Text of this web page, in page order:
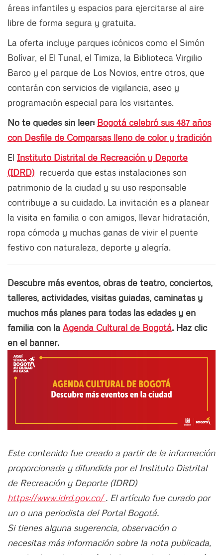
áreas infantiles y espacios para ejercitarse al aire
libre de forma segura y gratuita.
La oferta incluye parques icónicos como el Simón
Bolívar, el El Tunal, el Timiza, la Biblioteca Virgilio
Barco y el parque de Los Novios, entre otros, que
contarán con servicios de vigilancia, aseo y
programación especial para los visitantes.
No te quedes sin leer: Bogotá celebró sus 487 años
con Desfile de Comparsas lleno de color y tradición
El Instituto Distrital de Recreación y Deporte
(IDRD) recuerda que estas instalaciones son
patrimonio de la ciudad y su uso responsable
contribuye a su cuidado. La invitación es a planear
la visita en familia o con amigos, llevar hidratación,
ropa cómoda y muchas ganas de vivir el puente
festivo con naturaleza, deporte y alegría.
Descubre más eventos, obras de teatro, conciertos,
talleres, actividades, visitas guiadas, caminatas y
muchos más planes para todas las edades y en
familia con la Agenda Cultural de Bogotá. Haz clic
en el banner.
Este contenido fue creado a partir de la información
proporcionada y difundida por el Instituto Distrital
de Recreación y Deporte (IDRD)
https://www.idrd.gov.co/. El artículo fue curado por
un o una periodista del Portal Bogotá.
Si tienes alguna sugerencia, observación o
necesitas más información sobre la nota publicada,